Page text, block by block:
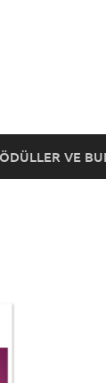
ÖDÜLLER VE